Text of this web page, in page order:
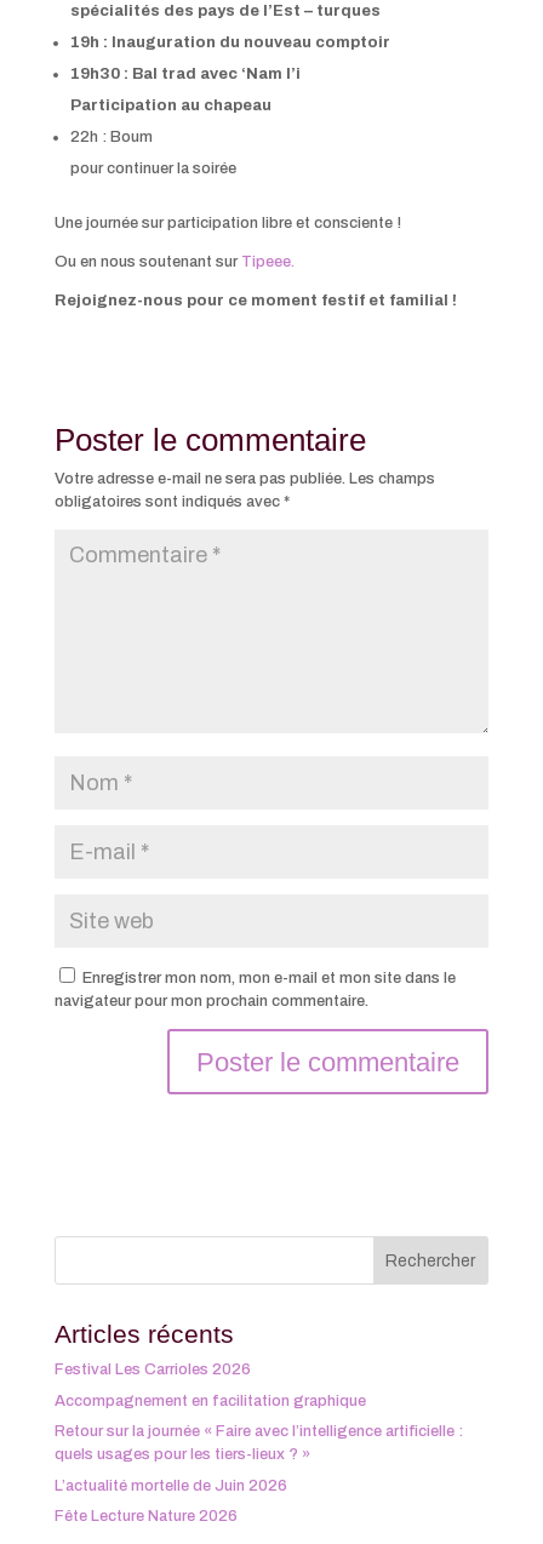
spécialités des pays de l’Est – turques
19h : Inauguration du nouveau comptoir
19h30 : Bal trad avec ‘Nam l’i
Participation au chapeau
22h : Boum
pour continuer la soirée
Une journée sur participation libre et consciente !
Ou en nous soutenant sur Tipeee.
Rejoignez-nous pour ce moment festif et familial !
Poster le commentaire
Votre adresse e-mail ne sera pas publiée. Les champs
obligatoires sont indiqués avec *
Enregistrer mon nom, mon e-mail et mon site dans le
navigateur pour mon prochain commentaire.
Articles récents
Festival Les Carrioles 2026
Accompagnement en facilitation graphique
Retour sur la journée « Faire avec l’intelligence artificielle :
quels usages pour les tiers-lieux ? »
L’actualité mortelle de Juin 2026
Fête Lecture Nature 2026